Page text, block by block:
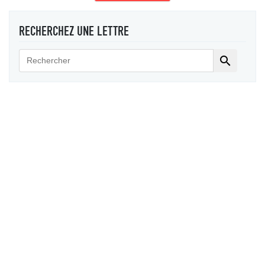
RECHERCHEZ UNE LETTRE
